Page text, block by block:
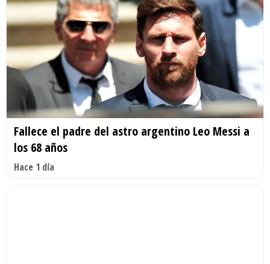
Fallece el padre del astro argentino Leo Messi a
los 68 años
Hace 1 día